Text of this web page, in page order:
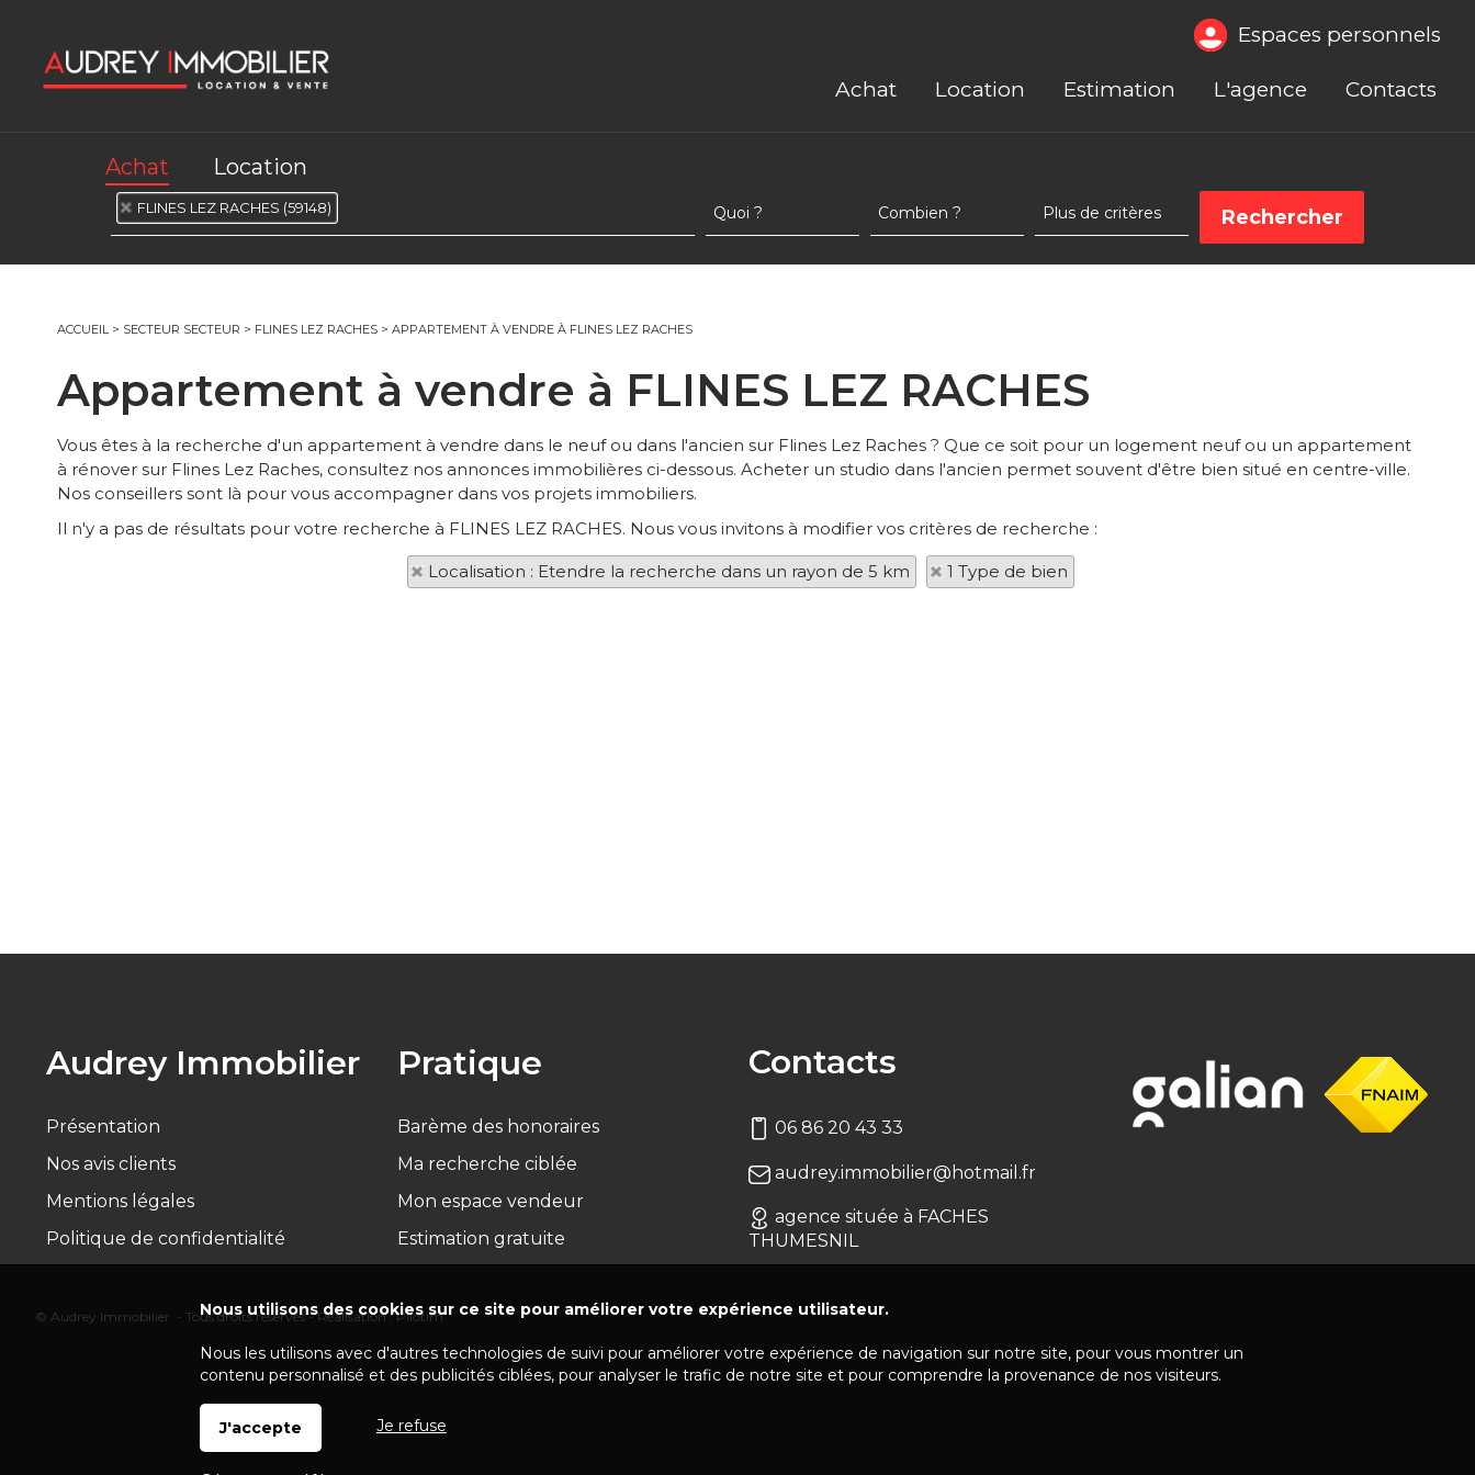
Espaces personnels
Achat Location Estimation L'agence Contacts
Achat Location
FLINES LEZ RACHES (59148)
ACCUEIL> SECTEUR SECTEUR > FLINES LEZ RACHES > APPARTEMENT À VENDRE À FLINES LEZ RACHES
Appartement à vendre à FLINES LEZ RACHES
Vous êtes à la recherche d'un appartement à vendre dans le neuf ou dans l'ancien sur Flines Lez Raches ? Que ce soit pour un logement neuf ou un appartement
à rénover sur Flines Lez Raches, consultez nos annonces immobilières ci-dessous. Acheter un studio dans l'ancien permet souvent d'être bien situé en centre-ville.
Nos conseillers sont là pour vous accompagner dans vos projets immobiliers.
Il n'y a pas de résultats pour votre recherche à FLINES LEZ RACHES. Nous vous invitons à modifier vos critères de recherche :
Localisation : Etendre la recherche dans un rayon de 5 km 1 Type de bien
Audrey Immobilier
Présentation
Nos avis clients
Mentions légales
Politique de confidentialité
Pratique
Barème des honoraires
Ma recherche ciblée
Mon espace vendeur
Estimation gratuite
Contacts
06 86 20 43 33
audrey.immobilier@hotmail.fr
agence située à FACHES
THUMESNIL
© Audrey Immobilier - Tous droits réservés - Réalisation :Pilotim
Nous utilisons des cookies sur ce site pour améliorer votre expérience utilisateur.
Nous les utilisons avec d'autres technologies de suivi pour améliorer votre expérience de navigation sur notre site, pour vous montrer un
contenu personnalisé et des publicités ciblées, pour analyser le trafic de notre site et pour comprendre la provenance de nos visiteurs.
J'accepte Je refuse